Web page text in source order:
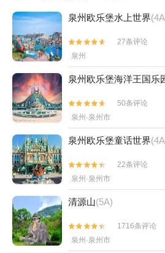
泉州欧乐堡水上世界


27条评论
泉州
泉州欧乐堡海洋王国乐


50条评论
泉州·泉州市
泉州欧乐堡童话世界


22条评论
泉州·泉州市
清源山(5A)


1716条评论
泉州·泉州市